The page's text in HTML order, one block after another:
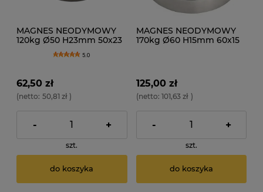
MAGNES NEODYMOWY
120kg Ø50 H23mm 50x23
5.0
62,50 zł
(netto: 50,81 zł )
- +
szt.
do koszyka
MAGNES NEODYMOWY
170kg Ø60 H15mm 60x15
125,00 zł
(netto: 101,63 zł )
- +
szt.
do koszyka